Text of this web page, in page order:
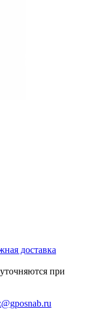
доставка
при